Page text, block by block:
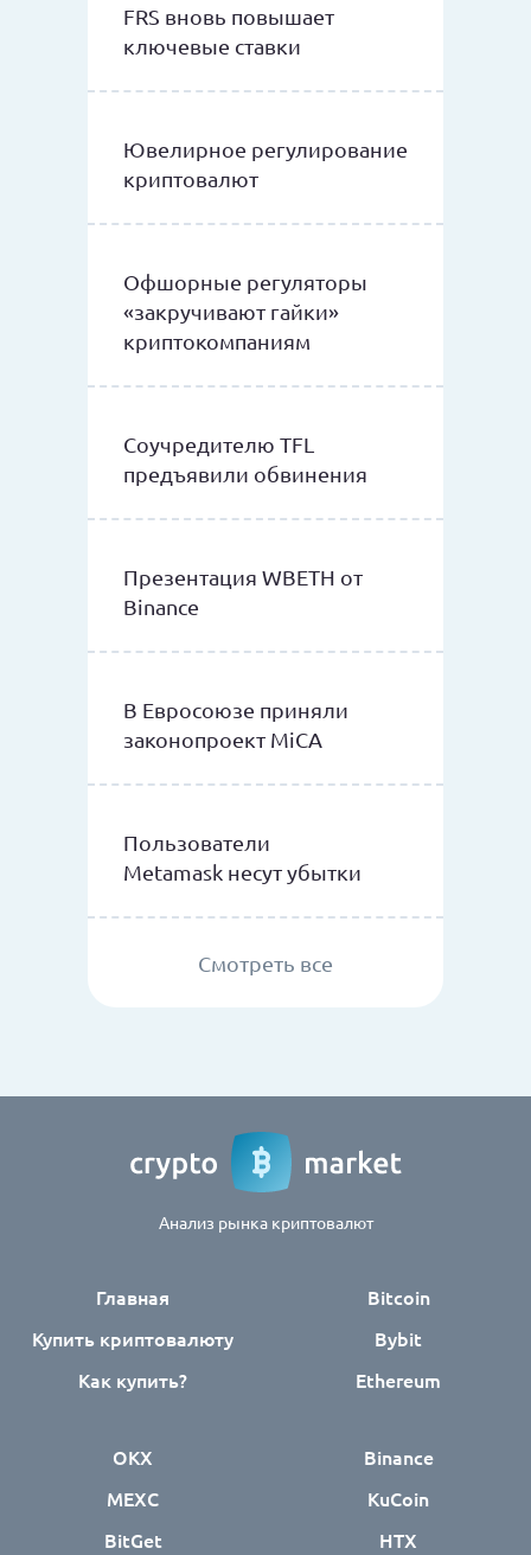
FRS вновь повышает
ключевые ставки
Ювелирное регулирование
криптовалют
Офшорные регуляторы
«закручивают гайки»
криптокомпаниям
Соучредителю TFL
предъявили обвинения
Презентация WBETH от
Binance
В Евросоюзе приняли
законопроект MiCA
Пользователи
Metamask несут убытки
Смотреть все
Анализ рынка криптовалют
Главная
Купить криптовалюту
Как купить?
Bitcoin
Bybit
Ethereum
OKX
MEXC
BitGet
Binance
KuCoin
HTX